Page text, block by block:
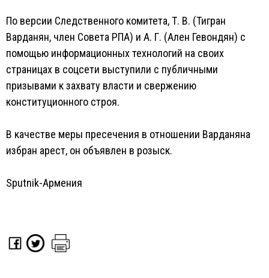
По версии Следственного комитета, Т. В. (Тигран
Варданян, член Совета РПА) и А. Г. (Ален Гевондян) с
помощью информационных технологий на своих
страницах в соцсети выступили с публичными
призывами к захвату власти и свержению
конституционного строя.
В качестве меры пресечения в отношении Варданяна
избран арест, он объявлен в розыск.
Sputnik-Армения